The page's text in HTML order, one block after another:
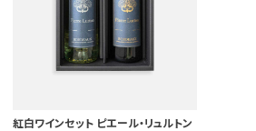
紅白ワインセット ピエール・リュルトン